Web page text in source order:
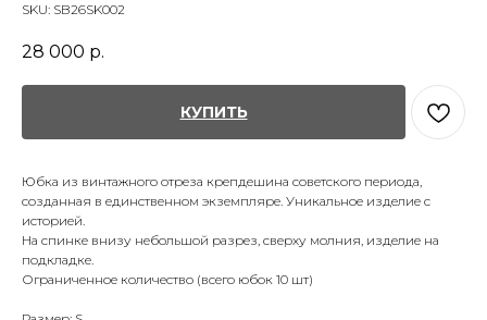
SKU: SB26SK002
28 000 р.
КУПИТЬ
Юбка из винтажного отреза крепдешина советского периода,
созданная в единственном экземпляре. Уникальное изделие с
историей.
На спинке внизу небольшой разрез, сверху молния, изделие на
подкладке.
Ограниченное количество (всего юбок 10 шт)